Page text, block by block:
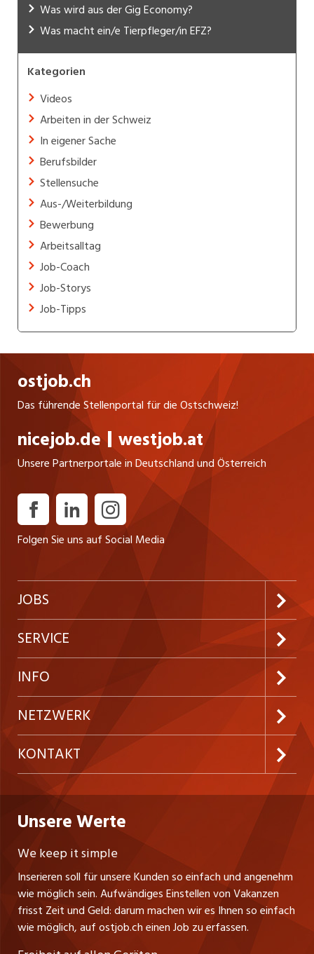
Was wird aus der Gig Economy?
Was macht ein/e Tierpfleger/in EFZ?
Kategorien
Videos
Arbeiten in der Schweiz
In eigener Sache
Berufsbilder
Stellensuche
Aus-/Weiterbildung
Bewerbung
Arbeitsalltag
Job-Coach
Job-Storys
Job-Tipps
ostjob.ch
Das führende Stellenportal für die Ostschweiz!
nicejob.de westjob.at
Unsere Partnerportale in Deutschland und Österreich
Folgen Sie uns auf Social Media
JOBS
Jobabo abonnieren
Neue Stellen
Festanstellungen
Temporäre Jobs
Freelance Jobs
Praktika
Führungspositionen
Management / Kader-Jobs
SERVICE
Kundenlogin
Inserieren
Firmen
Personalvermittler
INFO
Preise & Leistungen
AGB
Datenschutzerklärung
Nutzungsbedingungen
Stellenmeldepflicht
Schnittstelle
Impressum
NETZWERK
westjob.at
nicejob.de
myjob.ch
zentraljob.ch
jobbasel.ch
jobbern.ch
jobmittelland.ch
KONTAKT
CH Media Classifieds AG
Fürstenlandstrasse 122
CH-9001 St. Gallen
Tel. +41 71 272 73 80
info@ostjob.ch/inserate@ostjob.ch
Henrik Jasek
Leiter ostjob.ch
Fredy Pillinger
Unsere Werte
We keep it simple
Inserieren soll für unsere Kunden so einfach und angenehm
wie möglich sein. Aufwändiges Einstellen von Vakanzen
frisst Zeit und Geld: darum machen wir es Ihnen so einfach
wie möglich, auf ostjob.ch einen Job zu erfassen.